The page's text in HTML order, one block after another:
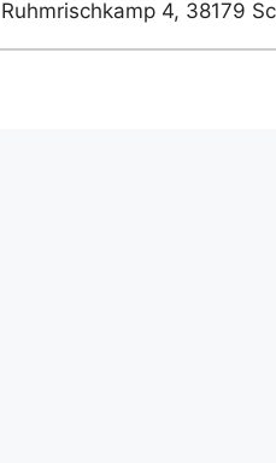
Ruhmrischkamp 4, 38179